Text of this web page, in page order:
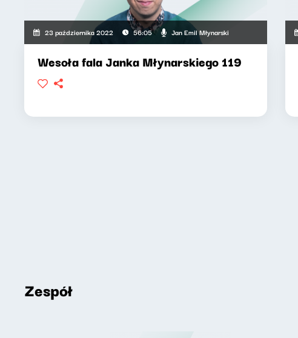
23 października 2022 56:05 Jan Emil Młynarski
Wesoła fala Janka Młynarskiego 119
Zespół